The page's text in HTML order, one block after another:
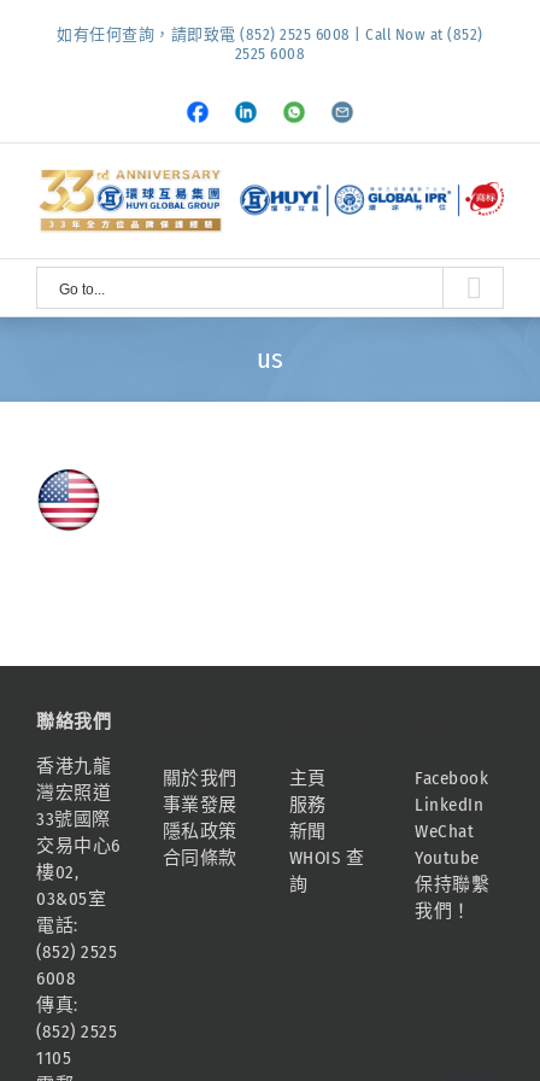
如有任何查詢，請即致電 (852) 2525 6008 | Call Now at (852)
2525 6008
Facebook
LinkedInWhatsapp
Email
Go to...
us
聯絡我們
香港九龍
灣宏照道
33號國際
交易中心6
樓02,
03&05室
電話:
(852) 2525
6008
傳真:
(852) 2525
1105
關於我們
事業發展
隱私政策
合同條款
主頁
服務
新聞
WHOIS 查
詢
Facebook
LinkedIn
WeChat
Youtube
保持聯繫
我們！